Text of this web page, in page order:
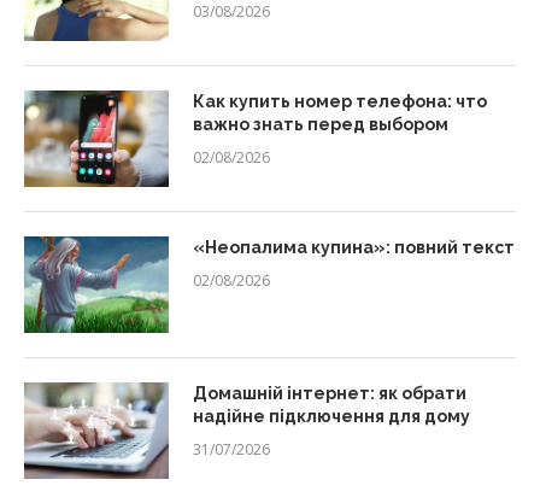
03/08/2026
Как купить номер телефона: что
важно знать перед выбором
02/08/2026
«Неопалима купина»: повний текст
02/08/2026
Домашній інтернет: як обрати
надійне підключення для дому
31/07/2026